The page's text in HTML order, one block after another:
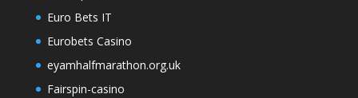
Euro Bets IT
Eurobets Casino
eyamhalfmarathon.org.uk
Fairspin-casino